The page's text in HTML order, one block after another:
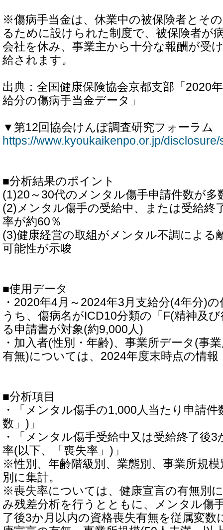
※傷病手当金は、休業中の被保険者とそ
るために設けられた制度で、被保険者が
会社を休み、事業主から十分な報酬が受
給されます。
出典：全国健康保険協会京都支部「2020
給分の傷病手当金データ」
▼第12回協会けんぽ調査研究フォーラム
https://www.kyoukaikenpo.or.jp/
■分析結果のポイント
(1)20～30代のメンタル傷手申請件数が多
(2)メンタル傷手の受給中、または受給終
率が約60％
(3)健康経営の取組がメンタル不調による
可能性が示唆
■使用データ
・2020年4月～2024年3月支給分(4年分)
うち、傷病名がICD10分類の「F(精神及
る申請書が対象(約9,000人)
・加入者(性別・年齢)、事業所データ(事
有無)については、2024年度末時点の情報
■分析項目
・「メンタル傷手の1,000人当たり申請
数」)」
・「メンタル傷手受給中又は受給終了後
率(以下、「喪失率」)」
※性別、年齢階級別、業態別、事業所規
別に集計。
※喪失率については、健康宣言の有無別
み残差分析を行うとともに、メンタル傷
了後3か月以内の資格喪失有無を従属変数